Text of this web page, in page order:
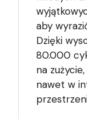
aby
Dzięki
80.000
na
nawet w